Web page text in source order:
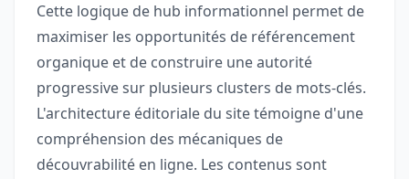
Cette logique de hub informationnel permet de
maximiser les opportunités de référencement
organique et de construire une autorité
progressive sur plusieurs clusters de mots-clés.
L'architecture éditoriale du site témoigne d'une
compréhension des mécaniques de
découvrabilité en ligne. Les contenus sont